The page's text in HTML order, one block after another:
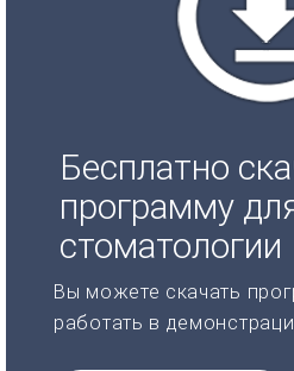
Бесплатно
программу
стоматологии
Вы можете скачать
работать в